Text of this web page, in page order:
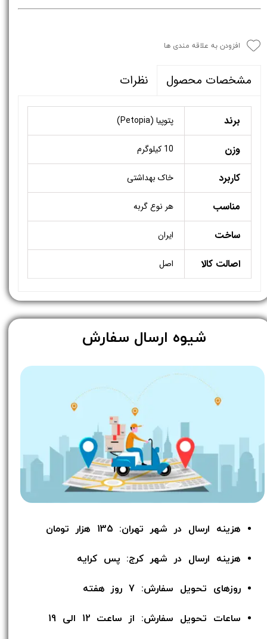
افزودن به علاقه مندی ها
مشخصات محصول نظرات
برند پتوپیا (Petopia)
وزن 10 کیلوگرم
کاربرد خاک بهداشتی
مناسب هر نوع گربه
ساخت ایران
اصالت کالا اصل
هزینه ارسال در شهر تهران: 135 هزار تومان
هزینه ارسال در شهر کرج: پس کرایه
روزهای تحویل سفارش: 7 روز هفته
ساعات تحویل سفارش: از ساعت 12 الی 19
​شیوه ارسال سفارش